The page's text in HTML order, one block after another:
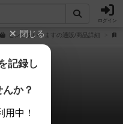
ログイン
ヒントをいいますの通販/商品詳細
ます
レビュー
閉じる
記録し
か？
用中！